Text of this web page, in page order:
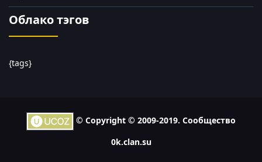
Облако тэгов
{tags}
© Copyright © 2009-2019. Сообщество
0k.clan.su